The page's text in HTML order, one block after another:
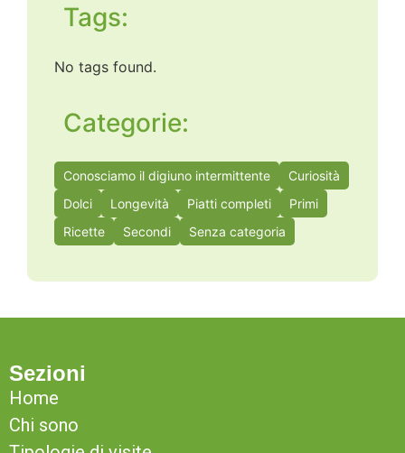
Tags:
No tags found.
Categorie:
Conosciamo il digiuno intermittente
Curiosità
Dolci
Longevità Piatti completi
Primi
Ricette
Secondi Senza categoria
Sezioni
Home
Chi sono